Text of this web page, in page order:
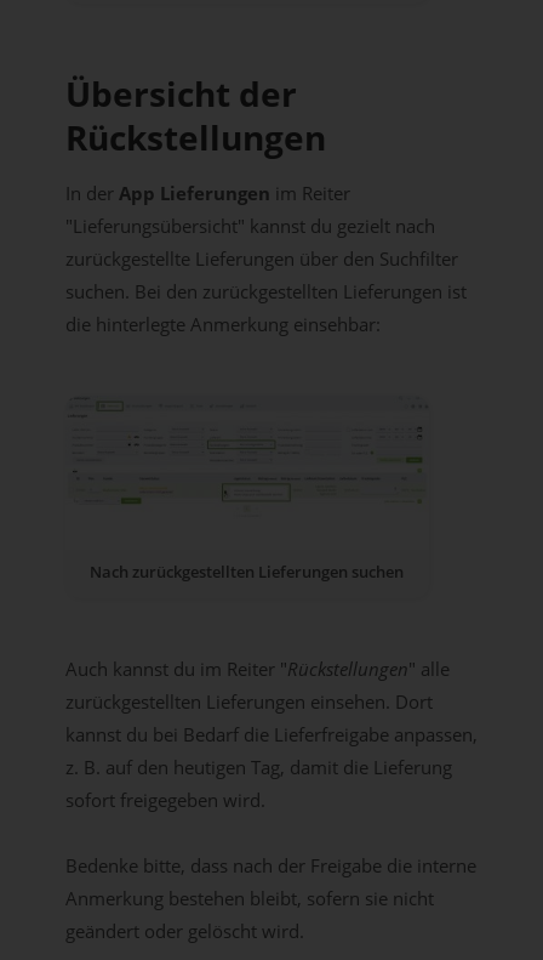
Übersicht der
Rückstellungen
In der App Lieferungen im Reiter
"Lieferungsübersicht" kannst du gezielt nach
zurückgestellte Lieferungen über den Suchfilter
suchen. Bei den zurückgestellten Lieferungen ist
die hinterlegte Anmerkung einsehbar:
Nach zurückgestellten Lieferungen suchen
Auch kannst du im Reiter "Rückstellungen" alle
zurückgestellten Lieferungen einsehen. Dort
kannst du bei Bedarf die Lieferfreigabe anpassen,
z. B. auf den heutigen Tag, damit die Lieferung
sofort freigegeben wird.
Bedenke bitte, dass nach der Freigabe die interne
Anmerkung bestehen bleibt, sofern sie nicht
geändert oder gelöscht wird.